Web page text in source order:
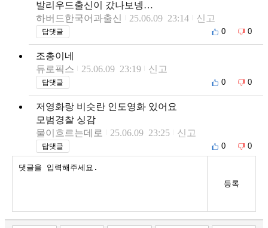
발리우드출신이 갔나보넹…
하버드한국어과출신
25.06.09 23:14 신고
답댓글 0 0
조총이네
듀로픽스
25.06.09 23:19 신고
답댓글 0 0
저영화랑 비슷란 인도영화 있어요
모범경찰 싱감
물이흐르는데로
25.06.09 23:25 신고
답댓글 0 0
등록